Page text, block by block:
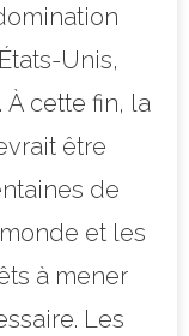
Unis,
À cette fin, la
être
de
et les
à mener
Les